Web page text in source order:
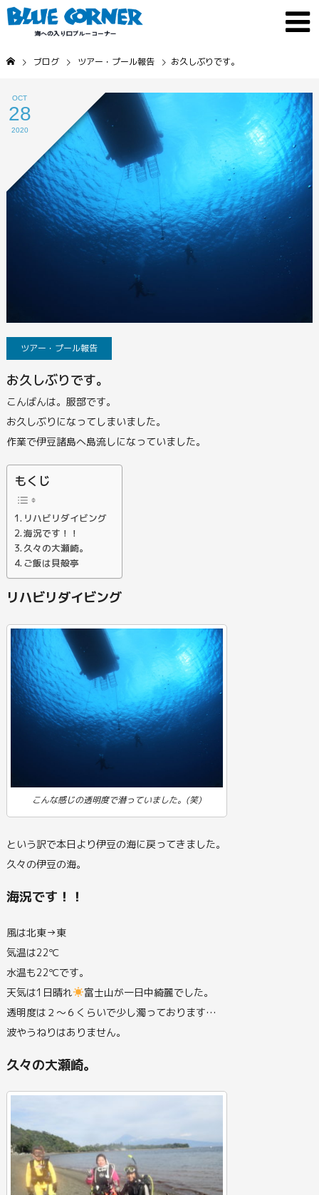
ブログ ツアー・プール報告 お久しぶりです。
OCT
28
2020
ツアー・プール報告
お久しぶりです。
こんばんは。服部です。
お久しぶりになってしまいました。
作業で伊豆諸島へ島流しになっていました。
もくじ
リハビリダイビング
海況です！！
久々の大瀬崎。
ご飯は貝殻亭
リハビリダイビング
こんな感じの透明度で潜っていました。(笑)
という訳で本日より伊豆の海に戻ってきました。
久々の伊豆の海。
海況です！！
風は北東→東
気温は22℃
水温も22℃です。
天気は1日晴れ
富士山が一日中綺麗でした。
透明度は２～６くらいで少し濁っております…
波やうねりはありません。
久々の大瀬崎。